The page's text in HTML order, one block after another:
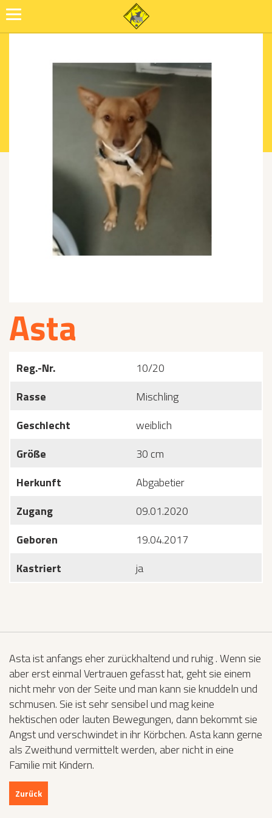
Asta
Reg.-Nr.
10/20
Rasse
Mischling
Geschlecht
weiblich
Größe
30 cm
Herkunft
Abgabetier
Zugang
09.01.2020
Geboren
19.04.2017
Kastriert
ja
Asta ist anfangs eher zurückhaltend und ruhig . Wenn sie
aber erst einmal Vertrauen gefasst hat, geht sie einem
nicht mehr von der Seite und man kann sie knuddeln und
schmusen. Sie ist sehr sensibel und mag keine
hektischen oder lauten Bewegungen, dann bekommt sie
Angst und verschwindet in ihr Körbchen. Asta kann gerne
als Zweithund vermittelt werden, aber nicht in eine
Familie mit Kindern.
Zurück